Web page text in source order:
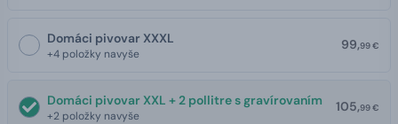
Domáci pivovar XXXL
+4 položky navyše
99,99 €
Domáci pivovar XXL + 2 pollitre s gravírovaním
+2 položky navyše
105,99 €